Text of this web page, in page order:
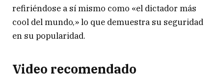
refiriéndose a sí mismo como «el dictador más
cool del mundo,» lo que demuestra su seguridad
en su popularidad.
Video recomendado